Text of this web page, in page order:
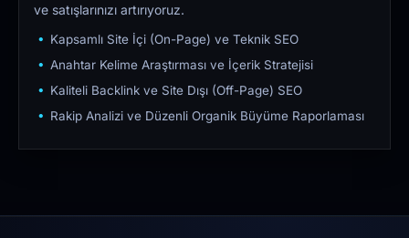
ve satışlarınızı artırıyoruz.
Kapsamlı Site İçi (On-Page) ve Teknik SEO
Anahtar Kelime Araştırması ve İçerik Stratejisi
Kaliteli Backlink ve Site Dışı (Off-Page) SEO
Rakip Analizi ve Düzenli Organik Büyüme Raporlaması